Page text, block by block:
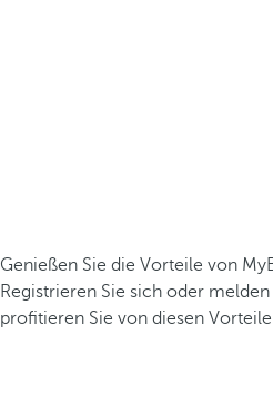
Genießen Sie die Vorteile von
Registrieren Sie sich oder
profitieren Sie von diesen